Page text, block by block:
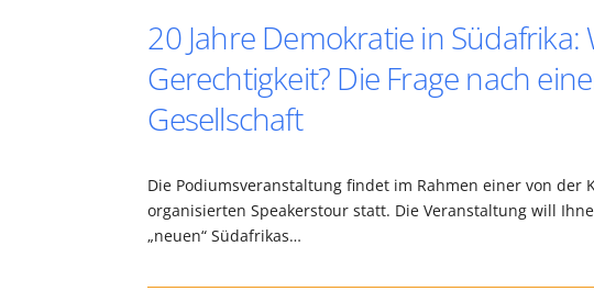
20 Jahre Demokratie in Südafrika:
Gerechtigkeit? Die Frage nach
Gesellschaft
Die Podiumsveranstaltung findet im Rahmen einer von der
organisierten Speakerstour statt. Die Veranstaltung will
„neuen“ Südafrikas…